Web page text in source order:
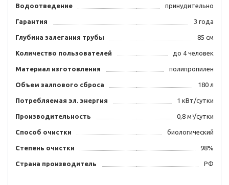
Водоотведение принудительно
Гарантия 3 года
Глубина залегания трубы 85 см
Количество пользователей до 4 человек
Материал изготовления полипропилен
Объем залпового сброса 180 л
Потребляемая эл. энергия 1 кВт/сутки
Производительность 0,8 мᶟ/сутки
Способ очистки биологический
Степень очистки 98%
Страна производитель РФ